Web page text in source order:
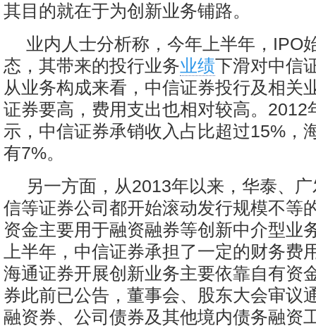
其目的就在于为创新业务铺路。
业内人士分析称，今年上半年，IPO
态，其带来的投行业务业绩下滑对中信
从业务构成来看，中信证券投行及相关
证券要高，费用支出也相对较高。2012
示，中信证券承销收入占比超过15%，
有7%。
另一方面，从2013年以来，华泰、
信等证券公司都开始滚动发行规模不等
资金主要用于融资融券等创新中介型业
上半年，中信证券承担了一定的财务费
海通证券开展创新业务主要依靠自有资
券此前已公告，董事会、股东大会审议
融资券、公司债券及其他境内债务融资